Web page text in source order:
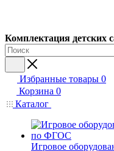
Комплектация
Избранные товары 0
Корзина 0
Каталог
Игровое